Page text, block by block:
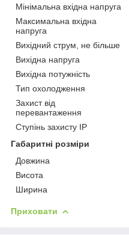
Мінімальна вхідна напруга
Максимальна вхідна
напруга
Вихідний струм, не більше
Вихідна напруга
Вихідна потужність
Тип охолодження
Захист від
перевантаження
Ступінь захисту IP
Габаритні розміри
Довжина
Висота
Ширина
Приховати